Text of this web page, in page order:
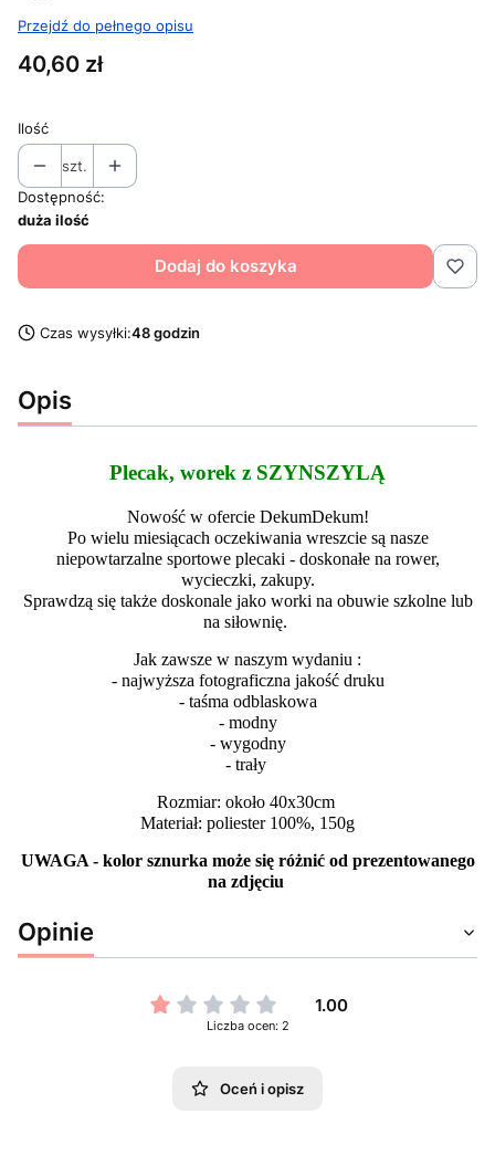
Przejdź do pełnego opisu
Cena
40,60 zł
Ilość
szt.
Dostępność:
duża ilość
Dodaj do koszyka
Czas wysyłki:48 godzin
Opis
Plecak, worek z SZYNSZYLĄ
Nowość w ofercie DekumDekum!
Po wielu miesiącach oczekiwania wreszcie są nasze
niepowtarzalne sportowe plecaki - doskonałe na rower,
wycieczki, zakupy.
Sprawdzą się także doskonale jako worki na obuwie szkolne lub
na siłownię.
Jak zawsze w naszym wydaniu :
- najwyższa fotograficzna jakość druku
- taśma odblaskowa
- modny
- wygodny
- trały
Rozmiar: około 40x30cm
Materiał: poliester 100%, 150g
UWAGA - kolor sznurka może się różnić od prezentowanego
na zdjęciu
Opinie
1.00
Liczba ocen: 2
Oceń i opisz